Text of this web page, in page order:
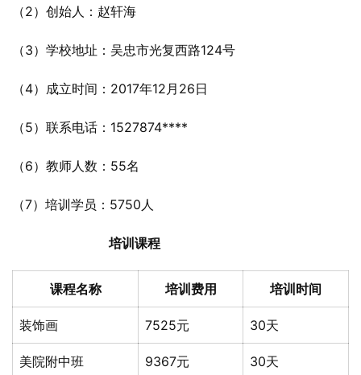
（2）创始人：赵轩海
（3）学校地址：吴忠市光复西路124号
（4）成立时间：2017年12月26日
（5）联系电话：1527874****
（6）教师人数：55名
（7）培训学员：5750人
培训课程
课程名称 培训费用 培训时间
装饰画 7525元 30天
美院附中班 9367元 30天